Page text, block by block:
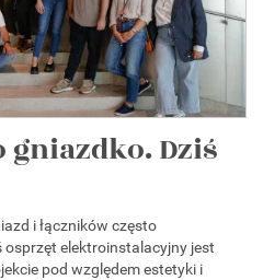
Dziś
i łączników często
elektroinstalacyjny jest
pod względem estetyki i